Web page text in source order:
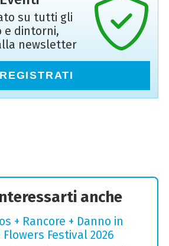
su tutti gli
e dintorni,
newsletter
REGISTRATI
anche
+ Rancore + Danno in
Festival 2026